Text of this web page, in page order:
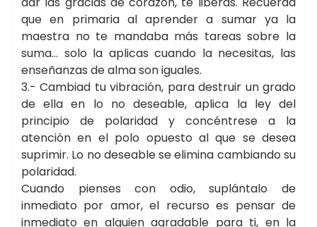
que en primaria al aprender a sumar ya la
maestra no te mandaba más tareas sobre la
suma… solo la aplicas cuando la necesitas, las
enseñanzas de alma son iguales.
3.- Cambiad tu vibración, para destruir un grado
de ella en lo no deseable, aplica la ley del
principio de polaridad y concéntrese a la
atención en el polo opuesto al que se desea
suprimir. Lo no deseable se elimina cambiando su
polaridad.
Cuando pienses con odio, suplántalo de
inmediato por amor, el recurso es pensar de
inmediato en alguien agradable para ti, en la